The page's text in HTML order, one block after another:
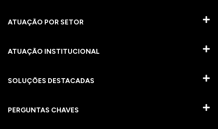
ATUAÇÃO POR SETOR
ATUAÇÃO INSTITUCIONAL
SOLUÇÕES DESTACADAS
PERGUNTAS CHAVES​